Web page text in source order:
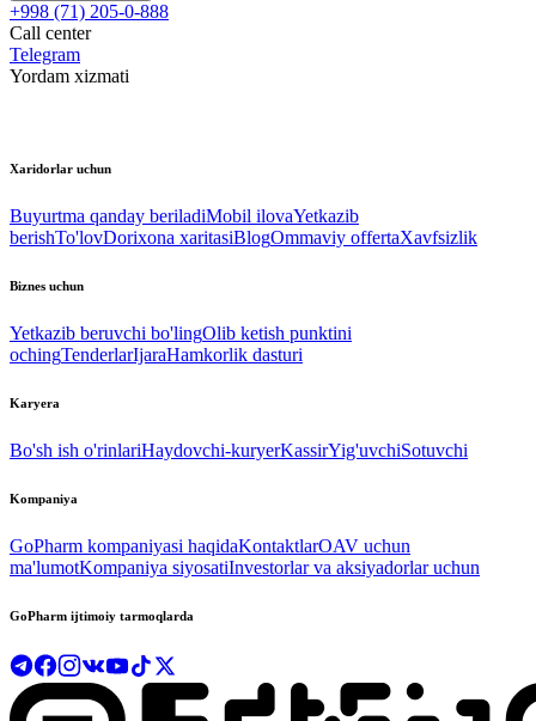
+998 (71) 205-0-888
Call center
Telegram
Yordam xizmati
Xaridorlar uchun
Buyurtma qanday beriladiMobil ilovaYetkazib
berishTo'lovDorixona xaritasiBlogOmmaviy offertaXavfsizlik
Biznes uchun
Yetkazib beruvchi bo'lingOlib ketish punktini
ochingTenderlarIjaraHamkorlik dasturi
Karyera
Bo'sh ish o'rinlariHaydovchi-kuryerKassirYig'uvchiSotuvchi
Kompaniya
GoPharm kompaniyasi haqidaKontaktlarOAV uchun
ma'lumotKompaniya siyosatiInvestorlar va aksiyadorlar uchun
GoPharm ijtimoiy tarmoqlarda